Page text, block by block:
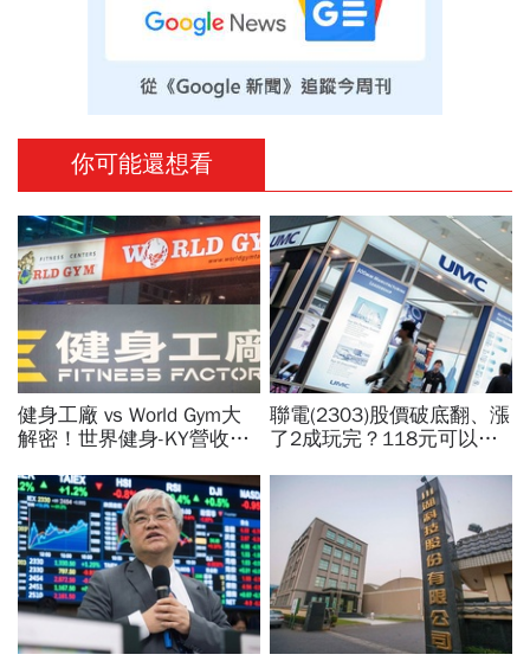
你可能還想看
健身工廠 vs World Gym大
解密！世界健身-KY營收大
課、會籍…誰才是真正賺錢
金雞母？
聯電(2303)股價破底翻、漲
了2成玩完？118元可以
賣超5.7萬張，可能原因曝